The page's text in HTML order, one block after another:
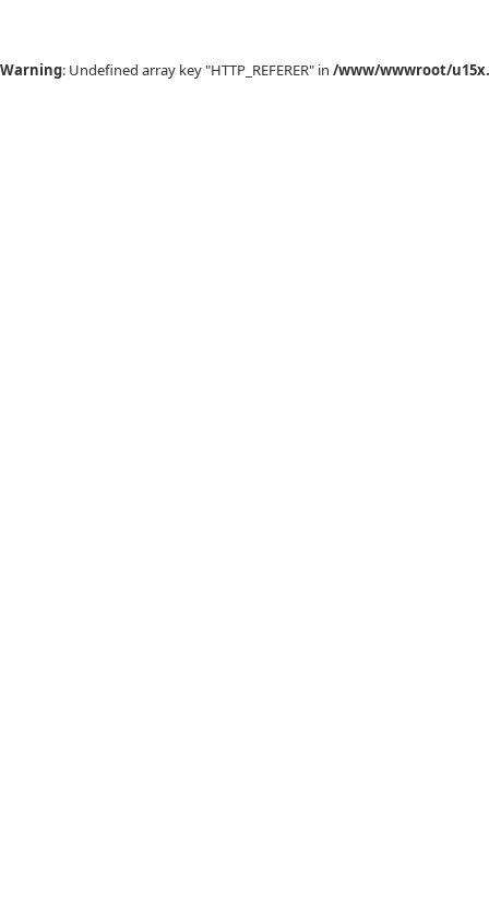
Warning: Undefined array key "HTTP_REFERER" in /www/wwwroot/